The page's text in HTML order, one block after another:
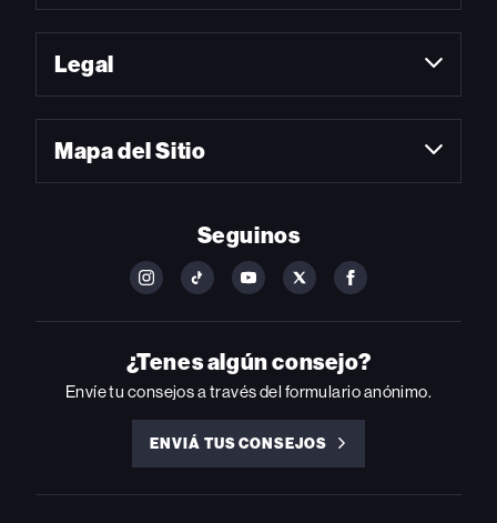
Legal
Mapa del Sitio
Seguinos
FOLLOW
ON
INSTAGRAM
FOLLOW
ON
YOUTUBE
FOLLOW
ON
YOUTUBE
FOLLOW
ON
FOLLOW
ON
FACEBOOK
¿Tenes algún consejo?
Envíe tu consejos a través del formulario anónimo.
ENVIÁ TUS CONSEJOS
ENVIÁ
CONSEJOS